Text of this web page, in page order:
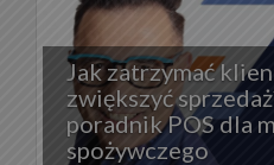
Jak zatrzymać
zwiększyć
poradnik POS dla
spożywczego